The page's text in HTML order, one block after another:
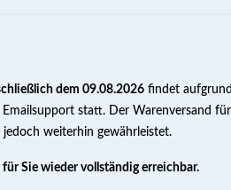
MESSEN
20 bar inkl. Klemmring
dem 09.08.2026 findet
statt. Der Warenversand für
weiterhin gewährleistet.
Sie wieder vollständig erreichbar.